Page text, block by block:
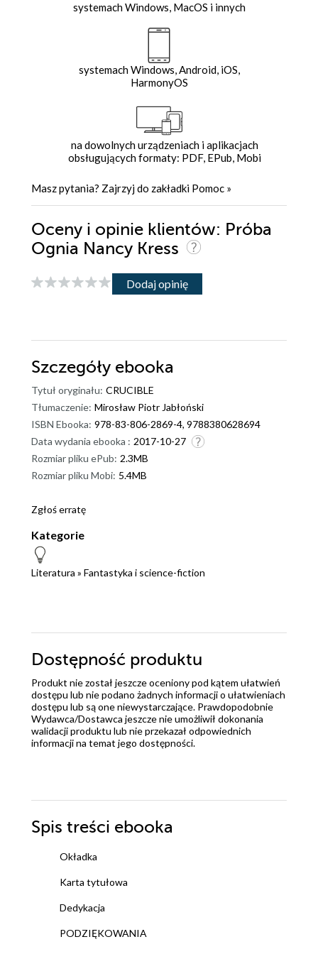
systemach Windows, MacOS i innych
systemach Windows, Android, iOS,
HarmonyOS
na dowolnych urządzeniach i aplikacjach
obsługujących formaty: PDF, EPub, Mobi
Masz pytania? Zajrzyj do zakładki Pomoc »
Oceny i opinie klientów: Próba
Ognia Nancy Kress
Dodaj opinię
Szczegóły ebooka
Tytuł oryginału: CRUCIBLE
Tłumaczenie: Mirosław Piotr Jabłoński
ISBN Ebooka: 978-83-806-2869-4, 9788380628694
Data wydania ebooka : 2017-10-27
Rozmiar pliku ePub: 2.3MB
Rozmiar pliku Mobi: 5.4MB
Zgłoś erratę
Kategorie
Literatura » Fantastyka i science-fiction
Dostępność produktu
Produkt nie został jeszcze oceniony pod kątem ułatwień
dostępu lub nie podano żadnych informacji o ułatwieniach
dostępu lub są one niewystarczające. Prawdopodobnie
Wydawca/Dostawca jeszcze nie umożliwił dokonania
walidacji produktu lub nie przekazał odpowiednich
informacji na temat jego dostępności.
Spis treści ebooka
Okładka
Karta tytułowa
Dedykacja
PODZIĘKOWANIA